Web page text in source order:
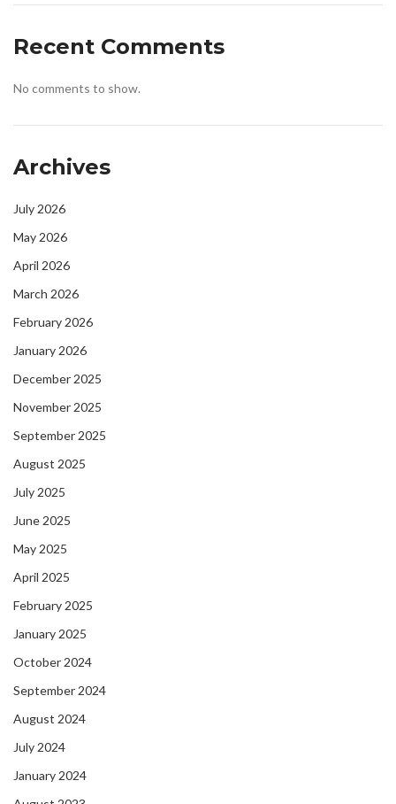
Recent Comments
No comments to show.
Archives
July 2026
May 2026
April 2026
March 2026
February 2026
January 2026
December 2025
November 2025
September 2025
August 2025
July 2025
June 2025
May 2025
April 2025
February 2025
January 2025
October 2024
September 2024
August 2024
July 2024
January 2024